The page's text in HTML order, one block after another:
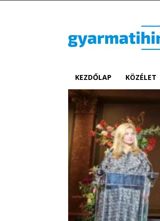
KEZDŐLAP KÖZÉLET